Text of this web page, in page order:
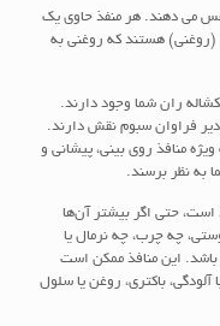
می دهند. هر منفذ حاوی یک
هستند که روغنی به
ران شما وجود دارند.
فراوان سبوم نقش دارند.
منافذ روی بینی، پیشانی و
به نظر برسند.
حتی اگر بیشتر آن‌ها
چه چرب، چه نرمال یا
باشد. این منافذ ممکن است
باکتری، روغن یا سلول